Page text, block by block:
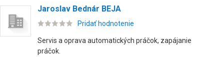
Jaroslav Bednár BEJA
Pridať hodnotenie
Servis a oprava automatických práčok, zapájanie
práčok.